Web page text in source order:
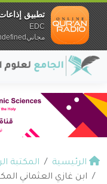
الرئيسية المكتبة
ابن غازي العثماني
تطبيق
EDC
مجانيundefined